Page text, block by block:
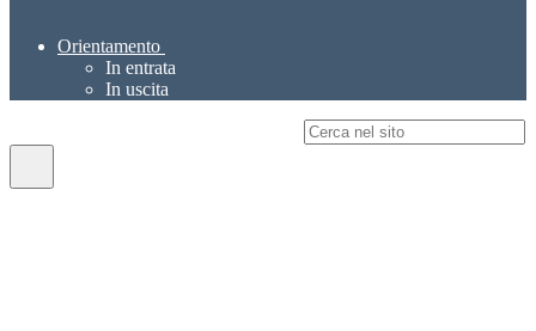
Orientamento
In entrata
In uscita